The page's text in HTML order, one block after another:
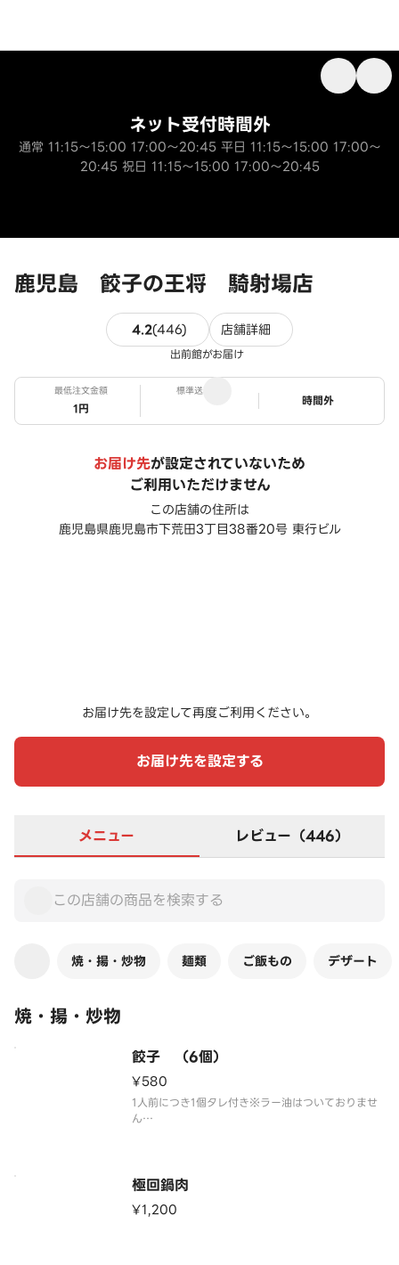
鹿児島 餃子の王将 騎射場店
ネット受付時間外
通常 11:15～15:00 17:00～20:45 平日 11:15～15:00 17:00～
20:45 祝日 11:15～15:00 17:00～20:45
4.2(446) 446件のレビュー
店舗詳細
出前館がお届け
最低注文金額
1円
標準送料
ステータス
時間外
お届け先が設定されていないため
ご利用いただけません
この店舗の住所は
鹿児島県鹿児島市下荒田3丁目38番20号 東行ビル
お届け先を設定して再度ご利用ください。
お届け先を設定する
メニュー レビュー（446）
焼・揚・炒物 麺類 ご飯もの デザート
焼・揚・炒物
餃子 （6個）
¥580
1人前につき1個タレ付き※ラー油はついておりませ
ん
極回鍋肉
¥1,200